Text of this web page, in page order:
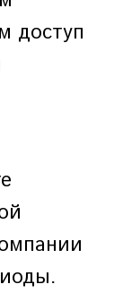
доступ